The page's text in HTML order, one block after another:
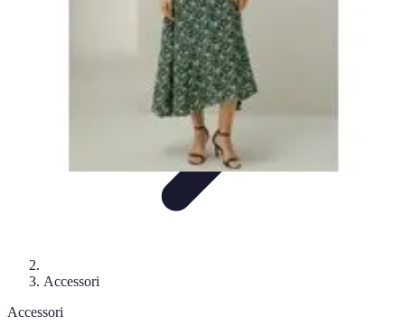
Accessori
Accessori